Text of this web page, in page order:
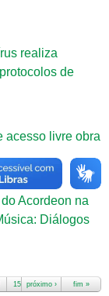
realiza
de
acesso livre obra
Acordeon na
Diálogos
15 16 …
próximo › fim »